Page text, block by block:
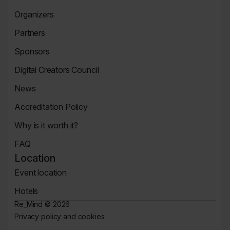
Page
Organizers
Page
Partners
Page
Sponsors
Page
Digital Creators Council
Digital
Council
News
Accreditation Policy
Policy
Why is it worth it?
It's
Worth
Page
FAQ
FAQ
Page
Location
Event location
Page
Hotels
Hotels
Re_Mind © 2026
Privacy policy and cookies